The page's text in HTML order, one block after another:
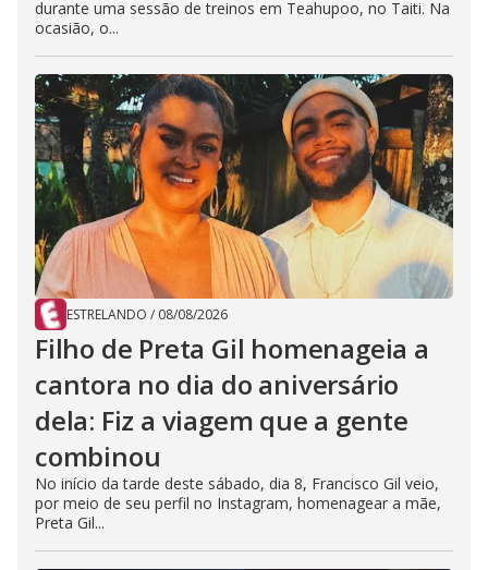
durante uma sessão de treinos em Teahupoo, no Taiti. Na
ocasião, o...
ESTRELANDO / 08/08/2026
Filho de Preta Gil homenageia a
cantora no dia do aniversário
dela: Fiz a viagem que a gente
combinou
No início da tarde deste sábado, dia 8, Francisco Gil veio,
por meio de seu perfil no Instagram, homenagear a mãe,
Preta Gil...